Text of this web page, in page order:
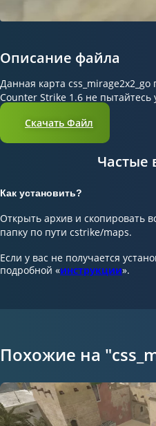
Описание файла
Данная карта
Counter Strike 1.6 не пытайтесь
Скачать Файл
Частые
Как установить?
Открыть архив и скопировать
папку по пути cstrike/maps.
Если у вас не получается
подробной «инструкции».
Похожие на